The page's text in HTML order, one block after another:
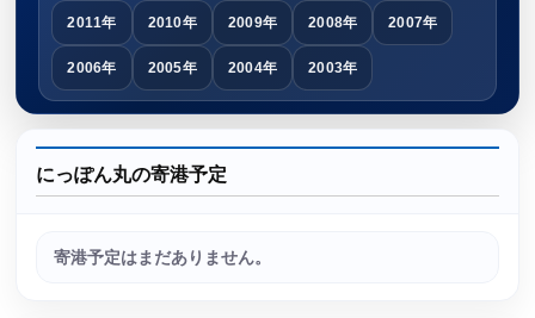
2011年 2010年 2009年 2008年 2007年
2006年 2005年 2004年 2003年
にっぽん丸の寄港予定
寄港予定はまだありません。